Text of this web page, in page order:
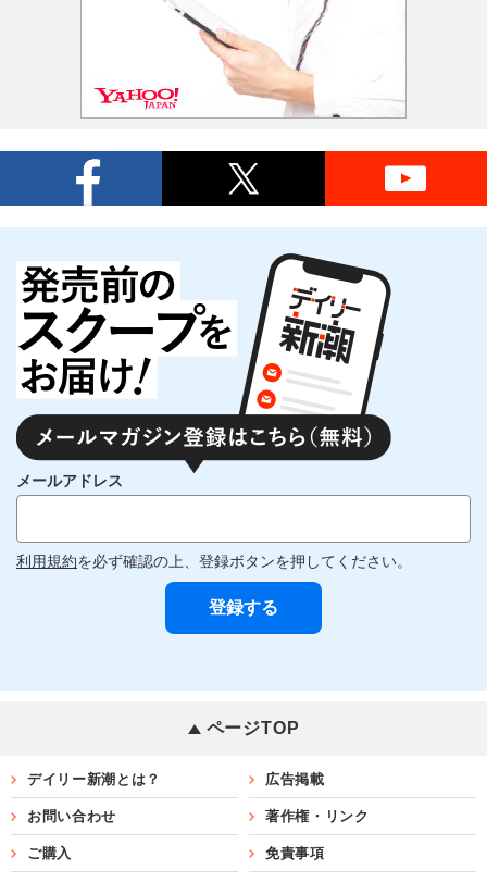
メールアドレス
利用規約を必ず確認の上、登録ボタンを押してください。
ページTOP
デイリー新潮とは？ 広告掲載
お問い合わせ 著作権・リンク
ご購入 免責事項